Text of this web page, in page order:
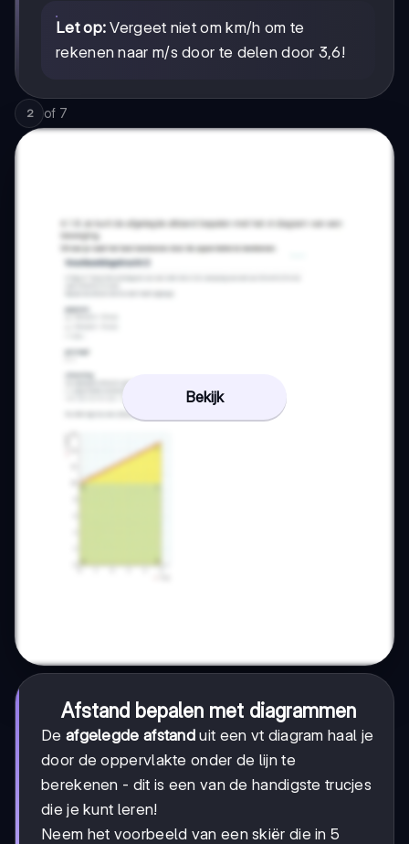
Let op: Vergeet niet om km/h om te
rekenen naar m/s door te delen door 3,6!
2 of 7
Bekijk
Afstand bepalen met diagrammen
De afgelegde afstand uit een vt diagram haal je
door de oppervlakte onder de lijn te
berekenen - dit is een van de handigste trucjes
die je kunt leren!
Neem het voorbeeld van een skiër die in 5